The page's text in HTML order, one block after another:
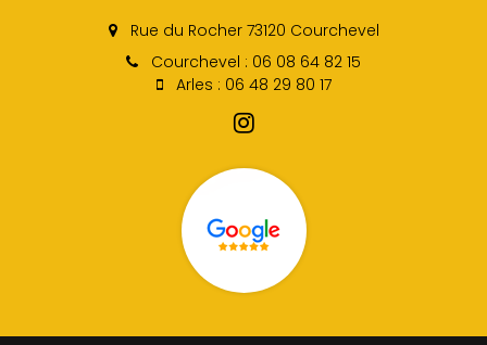
Rue du Rocher 73120 Courchevel
Courchevel : 06 08 64 82 15
Arles : 06 48 29 80 17